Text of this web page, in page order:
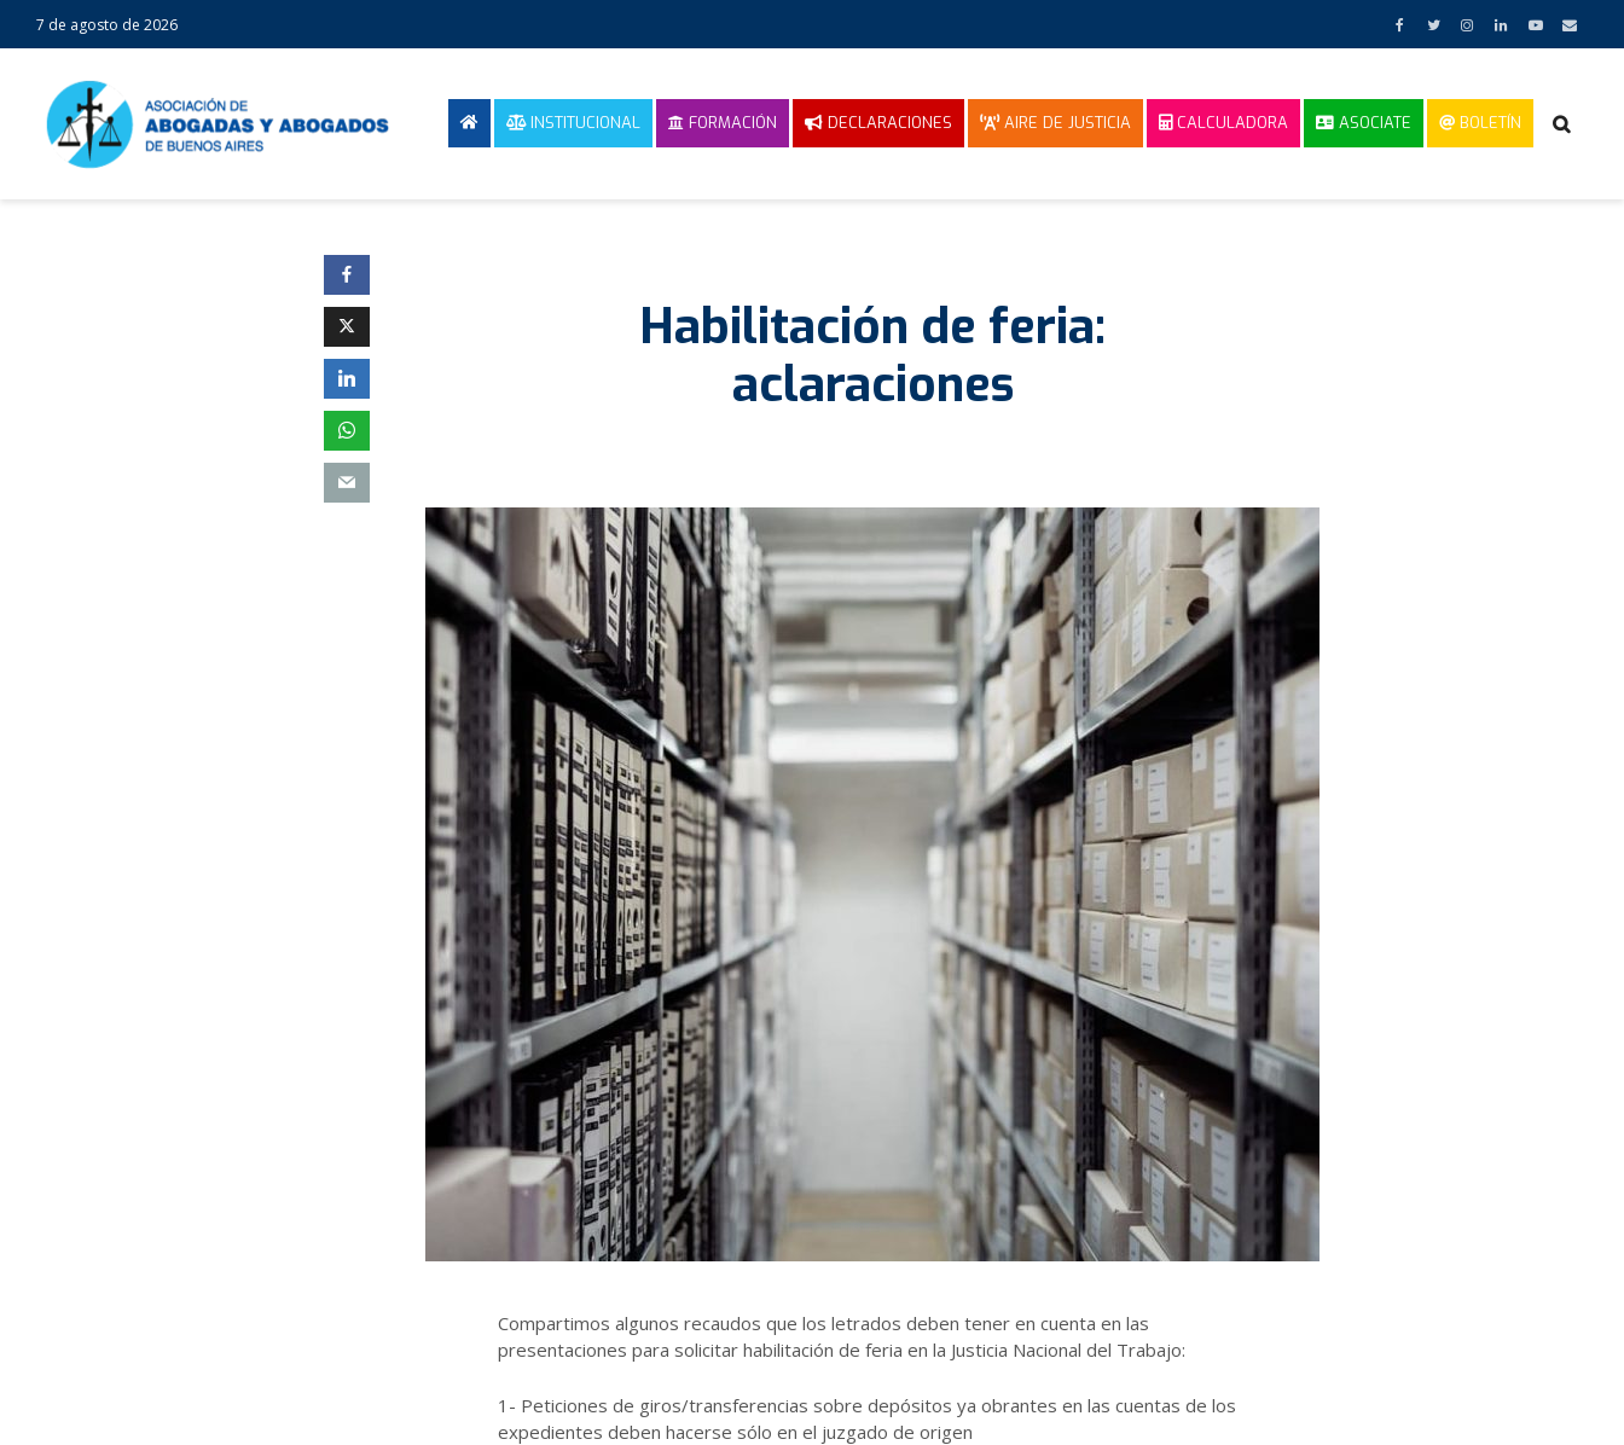
7 de agosto de 2026
INSTITUCIONAL FORMACIÓN DECLARACIONES AIRE DE JUSTICIA CALCULADORA ASOCIATE BOLETÍN
Habilitación de feria:
aclaraciones
Compartimos algunos recaudos que los letrados deben tener en cuenta en las
presentaciones para solicitar habilitación de feria en la Justicia Nacional del Trabajo:
1- Peticiones de giros/transferencias sobre depósitos ya obrantes en las cuentas de los
expedientes deben hacerse sólo en el juzgado de origen